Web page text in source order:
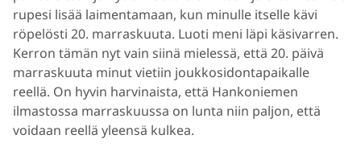
rupesi lisää laimentamaan, kun minulle itselle kävi
röpelösti 20. marraskuuta. Luoti meni läpi käsivarren.
Kerron tämän nyt vain siinä mielessä, että 20. päivä
marraskuuta minut vietiin joukkosidontapaikalle
reellä. On hyvin harvinaista, että Hankoniemen
ilmastossa marraskuussa on lunta niin paljon, että
voidaan reellä yleensä kulkea.